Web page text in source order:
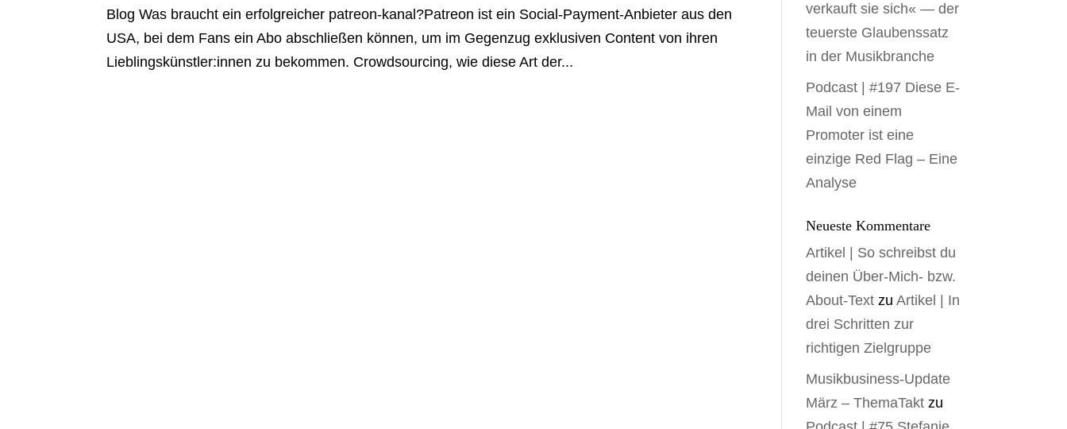
Blog Was braucht ein erfolgreicher patreon-kanal?Patreon ist ein Social-Payment-Anbieter aus den
USA, bei dem Fans ein Abo abschließen können, um im Gegenzug exklusiven Content von ihren
Lieblingskünstler:innen zu bekommen. Crowdsourcing, wie diese Art der...
verkauft sie sich« — der
teuerste Glaubenssatz
in der Musikbranche
Podcast | #197 Diese E-
Mail von einem
Promoter ist eine
einzige Red Flag – Eine
Analyse
Neueste Kommentare
Artikel | So schreibst du
deinen Über-Mich- bzw.
About-Text zuArtikel | In
drei Schritten zur
richtigen Zielgruppe
Musikbusiness-Update
März – ThemaTakt zu